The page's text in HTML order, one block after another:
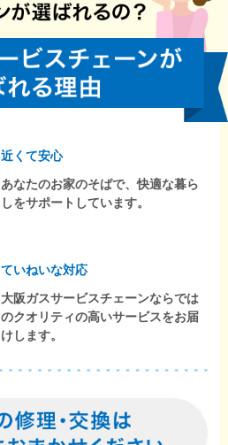
近くて安心
あなたのお家のそばで、快適な暮ら
しをサポートしています。
ていねいな対応
大阪ガスサービスチェーンならでは
のクオリティの高いサービスをお届
けします。